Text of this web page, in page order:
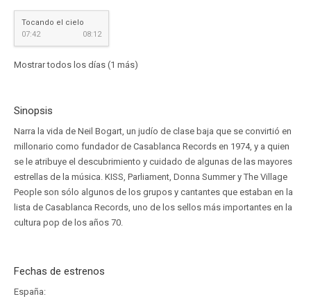
Tocando el cielo
07:42
08:12
Mostrar todos los días (1 más)
Sinopsis
Narra la vida de Neil Bogart, un judío de clase baja que se convirtió en
millonario como fundador de Casablanca Records en 1974, y a quien
se le atribuye el descubrimiento y cuidado de algunas de las mayores
estrellas de la música. KISS, Parliament, Donna Summer y The Village
People son sólo algunos de los grupos y cantantes que estaban en la
lista de Casablanca Records, uno de los sellos más importantes en la
cultura pop de los años 70.
Fechas de estrenos
España: